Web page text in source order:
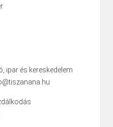
ipar és kereskedelem